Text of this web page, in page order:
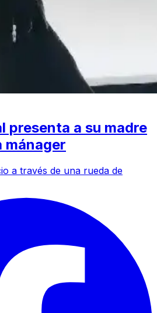
presenta a su madre
mánager
a través de una rueda de